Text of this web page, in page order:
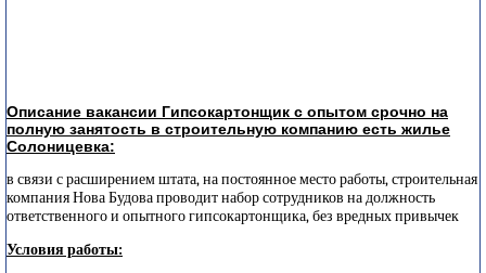
Описание вакансии Гипсокартонщик с опытом срочно на
полную занятость в строительную компанию есть жилье
Солоницевка:
в связи с расширением штата, на постоянное место работы, строительная
компания Нова Будова проводит набор сотрудников на должность
ответственного и опытного гипсокартонщика, без вредных привычек
Условия работы: